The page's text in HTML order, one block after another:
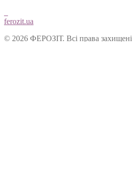
ferozit.ua
© 2026 ФЕРОЗІТ. Всі права захищені